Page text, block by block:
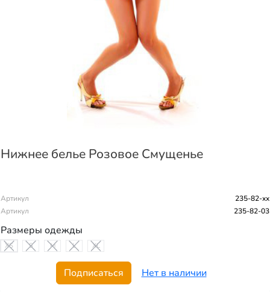
Нижнее белье Розовое Смущенье
Артикул
235-82-xx
Артикул
235-82-03
Размеры одежды
XS S M L XL
Подписаться Нет в наличии